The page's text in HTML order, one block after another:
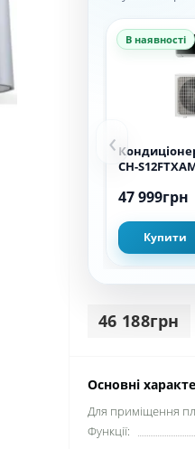
‹
В наявності
CH-
47 999грн
Купити
46 188грн
Основні
Для приміщення
Функції: